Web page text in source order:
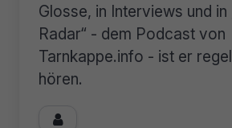
Glosse, in Interviews und in
Radar“ - dem Podcast von
Tarnkappe.info - ist er
hören.
